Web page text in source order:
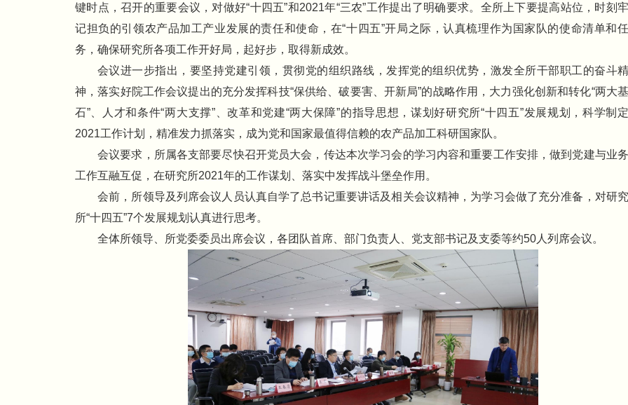
键时点，召开的重要会议，对做好“十四五”和2021年“三农”工作提出了明确要求。全所上下要提高站位，时刻牢
记担负的引领农产品加工产业发展的责任和使命，在“十四五”开局之际，认真梳理作为国家队的使命清单和任
务，确保研究所各项工作开好局，起好步，取得新成效。
会议进一步指出，要坚持党建引领，贯彻党的组织路线，发挥党的组织优势，激发全所干部职工的奋斗精
神，落实好院工作会议提出的充分发挥科技“保供给、破要害、开新局”的战略作用，大力强化创新和转化“两大基
石”、人才和条件“两大支撑”、改革和党建“两大保障”的指导思想，谋划好研究所“十四五”发展规划，科学制定
2021工作计划，精准发力抓落实，成为党和国家最值得信赖的农产品加工科研国家队。
会议要求，所属各支部要尽快召开党员大会，传达本次学习会的学习内容和重要工作安排，做到党建与业务
工作互融互促，在研究所2021年的工作谋划、落实中发挥战斗堡垒作用。
会前，所领导及列席会议人员认真自学了总书记重要讲话及相关会议精神，为学习会做了充分准备，对研究
所“十四五”7个发展规划认真进行思考。
全体所领导、所党委委员出席会议，各团队首席、部门负责人、党支部书记及支委等约50人列席会议。